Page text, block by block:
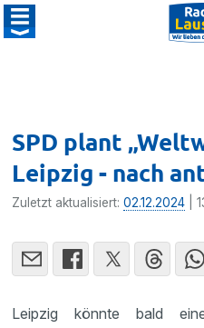
SPD plant
Leipzig - nach
Zuletzt aktualisiert:02.12.2024 |
Leipzig könnte bald